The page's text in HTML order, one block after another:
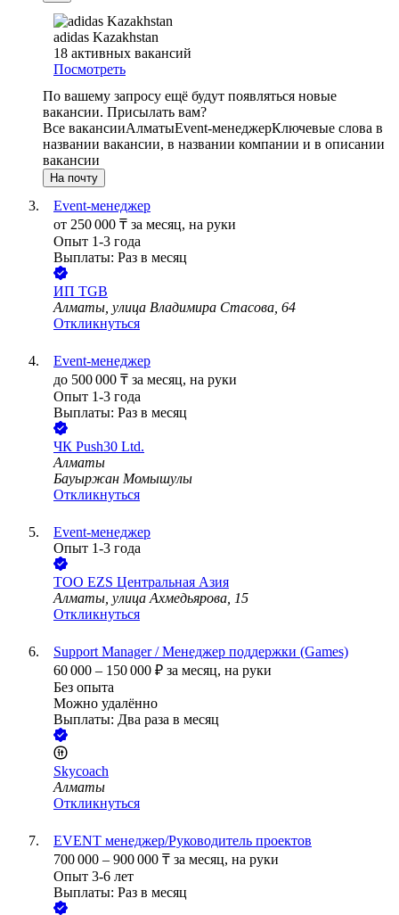
adidas Kazakhstan
18 активных вакансий
Посмотреть
По вашему запросу ещё будут появляться новые
вакансии. Присылать вам?
Все вакансииАлматыEvent-менеджерКлючевые слова в
названии вакансии, в названии компании и в описании
вакансии
На почту
Event-менеджер
от 250 000 ₸ за месяц, на руки
Опыт 1-3 года
Выплаты: Раз в месяц
ИП TGB
Алматы, улица Владимира Стасова, 64
Откликнуться
Event-менеджер
до 500 000 ₸ за месяц, на руки
Опыт 1-3 года
Выплаты: Раз в месяц
ЧК Push30 Ltd.
Алматы
Бауыржан Момышулы
Откликнуться
Event-менеджер
Опыт 1-3 года
ТОО EZS Центральная Азия
Алматы, улица Ахмедьярова, 15
Откликнуться
Support Manager / Менеджер поддержки (Games)
60 000 – 150 000 ₽ за месяц, на руки
Без опыта
Можно удалённо
Выплаты: Два раза в месяц
Skycoach
Алматы
Откликнуться
EVENT менеджер/Руководитель проектов
700 000 – 900 000 ₸ за месяц, на руки
Опыт 3-6 лет
Выплаты: Раз в месяц